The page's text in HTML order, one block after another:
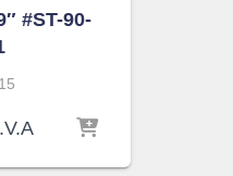
#ST-90-